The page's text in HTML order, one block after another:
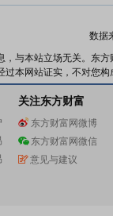
数据
与本站立场无关。东
本网站证实，不对您
关注东方财富
东方财富网微博
东方财富网微信
意见与建议